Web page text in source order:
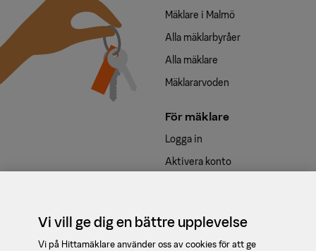
Mäklare i Malmö
Alla mäklarbyråer
Alla mäklare
Mäklararvoden
För mäklare
Logga in
Aktivera konto
Kontakt
support@booli.se
Vi vill ge dig en bättre upplevelse
Vi på Hittamäklare använder oss av cookies för att ge